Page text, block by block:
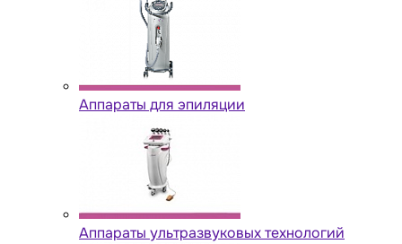
Аппараты для эпиляции
Аппараты ультразвуковых технологий